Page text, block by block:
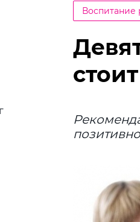
Воспитание